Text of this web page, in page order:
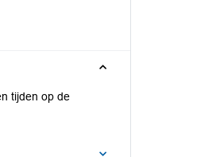
tijden op de